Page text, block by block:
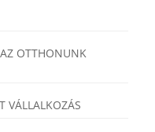
OTTHONUNK
VÁLLALKOZÁS